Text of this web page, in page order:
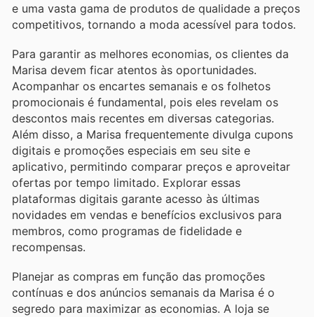
e uma vasta gama de produtos de qualidade a preços
competitivos, tornando a moda acessível para todos.
Para garantir as melhores economias, os clientes da
Marisa devem ficar atentos às oportunidades.
Acompanhar os encartes semanais e os folhetos
promocionais é fundamental, pois eles revelam os
descontos mais recentes em diversas categorias.
Além disso, a Marisa frequentemente divulga cupons
digitais e promoções especiais em seu site e
aplicativo, permitindo comparar preços e aproveitar
ofertas por tempo limitado. Explorar essas
plataformas digitais garante acesso às últimas
novidades em vendas e benefícios exclusivos para
membros, como programas de fidelidade e
recompensas.
Planejar as compras em função das promoções
contínuas e dos anúncios semanais da Marisa é o
segredo para maximizar as economias. A loja se